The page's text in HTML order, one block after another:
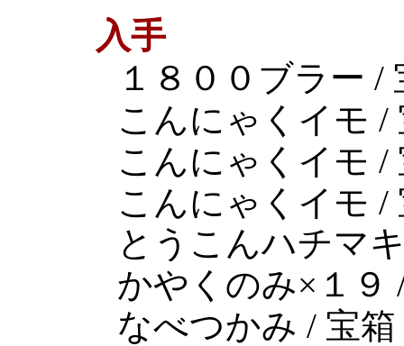
入手
１８００ブラー /
こんにゃくイモ /
こんにゃくイモ /
こんにゃくイモ /
とうこんハチマ
かやくのみ×１９
なべつかみ / 宝箱